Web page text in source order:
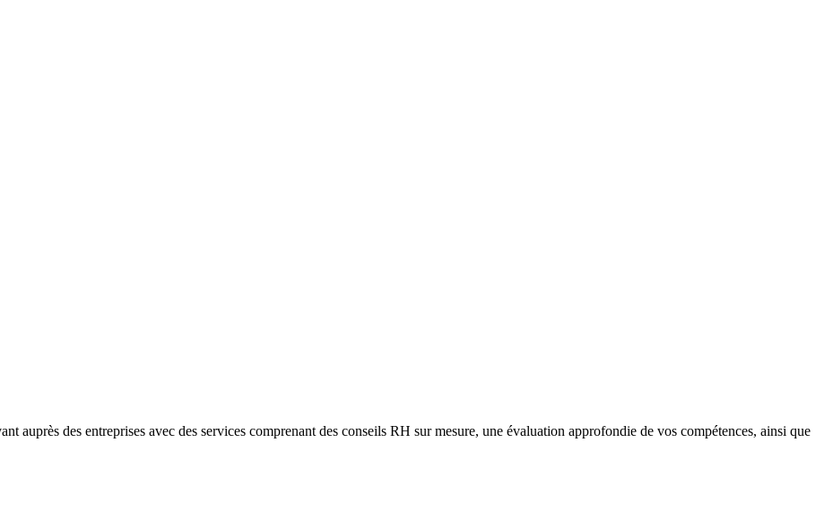
auprès des entreprises avec des services comprenant des conseils RH sur mesure, une évaluation approfondie de vos compétences, ainsi que